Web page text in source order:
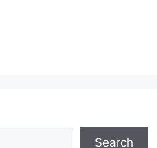
Search